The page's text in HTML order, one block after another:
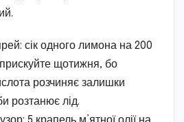
сік одного лимона на 200
щотижня, бо
розчиняє залишки
розтанює лід.